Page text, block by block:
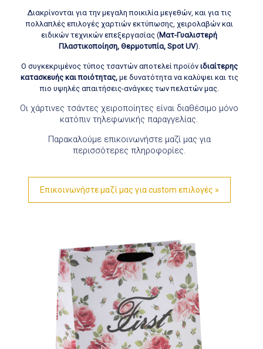
Διακρίνονται για την μεγαλη ποικιλία μεγεθών, και για τις
πολλαπλές επιλογές χαρτιών εκτύπωσης, χειρολαβών και
ειδικών τεχνικών επεξεργασίας (Ματ-Γυαλιστερή
Πλαστικοποίηση, Θερμοτυπία, Spot UV).
Ο συγκεκριμένος τύπος τσαντών αποτελεί προϊόν ιδιαίτερης
κατασκευής και ποιότητας,με δυνατότητα να καλύψει και τις
πιο υψηλές απαιτήσεις-ανάγκες των πελατών μας.
Οι χάρτινες τσάντες χειροποίητες είναι διαθέσιμο μόνο
κατόπιν τηλεφωνικής παραγγελίας.
Παρακαλούμε επικοινωνήστε μαζί μας για
περισσότερες πληροφορίες.
Επικοινωνήστε μαζί μας για custom επιλογές »